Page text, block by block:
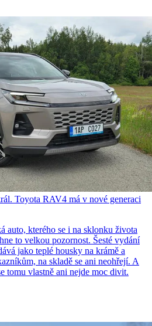
Toyota RAV4 má v nové generaci
auto, kterého se i na sklonku života
to velkou pozornost. Šesté vydání
jako teplé housky na krámě a
na skladě se ani neohřejí. A
tomu vlastně ani nejde moc divit.